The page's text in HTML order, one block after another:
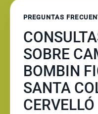
PREGUNTAS
SOBRE
BOMBIN
SANTA
CERVELLÓ